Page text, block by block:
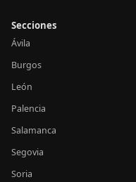
Secciones
Ávila
Burgos
León
Palencia
Salamanca
Segovia
Soria